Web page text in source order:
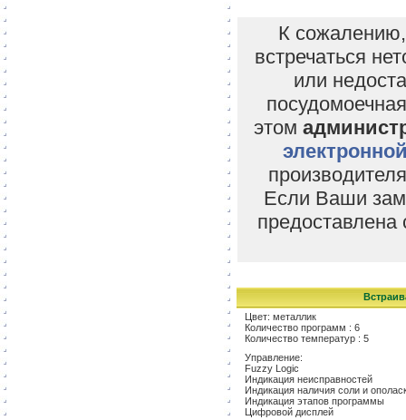
К сожалению,
встречаться
или
этом
Если Ваши
Цвет: металлик
Количество программ : 6
Количество температур : 5
Управление:
Fuzzy Logic
Индикация неисправностей
Индикация наличия соли и
Индикация этапов программы
Цифровой дисплей